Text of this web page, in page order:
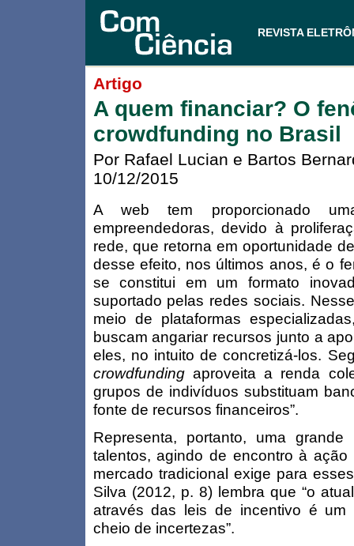
REVISTA
Artigo
A quem financiar? O
crowdfunding no Brasil
Por Rafael Lucian e Bartos
10/12/2015
A web tem proporcionado
empreendedoras, devido à
rede, que retorna em oportunidade
desse efeito, nos últimos anos, é o
se constitui em um formato
suportado pelas redes sociais.
meio de plataformas
buscam angariar recursos junto a
eles, no intuito de concretizá-los.
crowdfunding aproveita a renda
grupos de indivíduos substituam
fonte de recursos financeiros”.
Representa, portanto, uma
talentos, agindo de encontro à
mercado tradicional exige para
Silva (2012, p. 8) lembra que “o
através das leis de incentivo é um
cheio de incertezas”.